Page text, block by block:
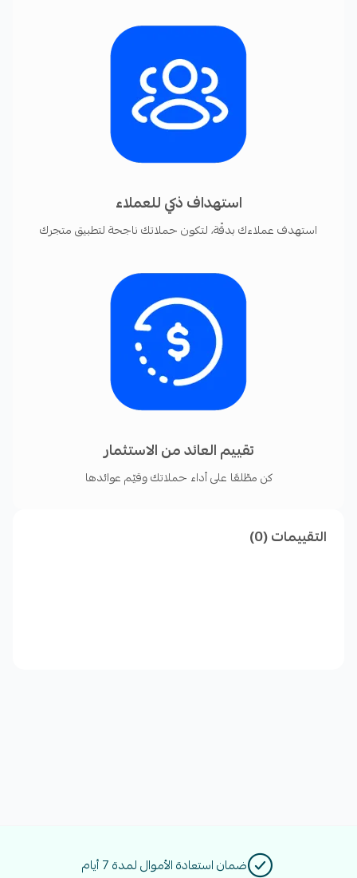
- إضافة الأنشطة إلى adjust لتتبع سلوك العميل وخطوة
- الأسئلة الشائعة حول التكامل مع Adjust
استهداف ذكي للعملاء
استهدف عملاءك بدقّة، لتكون حملاتك ناجحة لتطبيق متجرك
تقييم العائد من الاستثمار
كن مطّلعًا على أداء حملاتك وقيّم عوائدها
التقييمات (0)
ضمان استعادة الأموال لمدة 7 أيام